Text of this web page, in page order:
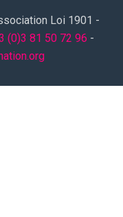
Loi 1901 -
(0)3 81 50 72 96 -